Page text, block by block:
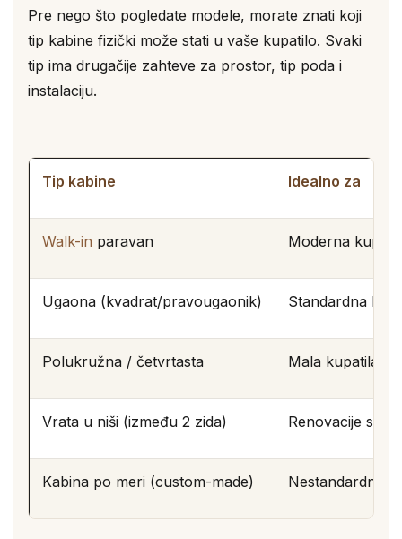
Pre nego što pogledate modele, morate znati koji
tip kabine fizički može stati u vaše kupatilo. Svaki
tip ima drugačije zahteve za prostor, tip poda i
instalaciju.
Tip kabine Idealno za
Walk-in paravan Moderna
Ugaona (kvadrat/pravougaonik) Standardna
Polukružna / četvrtasta Mala kupatila,
Vrata u niši (između 2 zida) Renovacije sa
Kabina po meri (custom-made) Nestandardni